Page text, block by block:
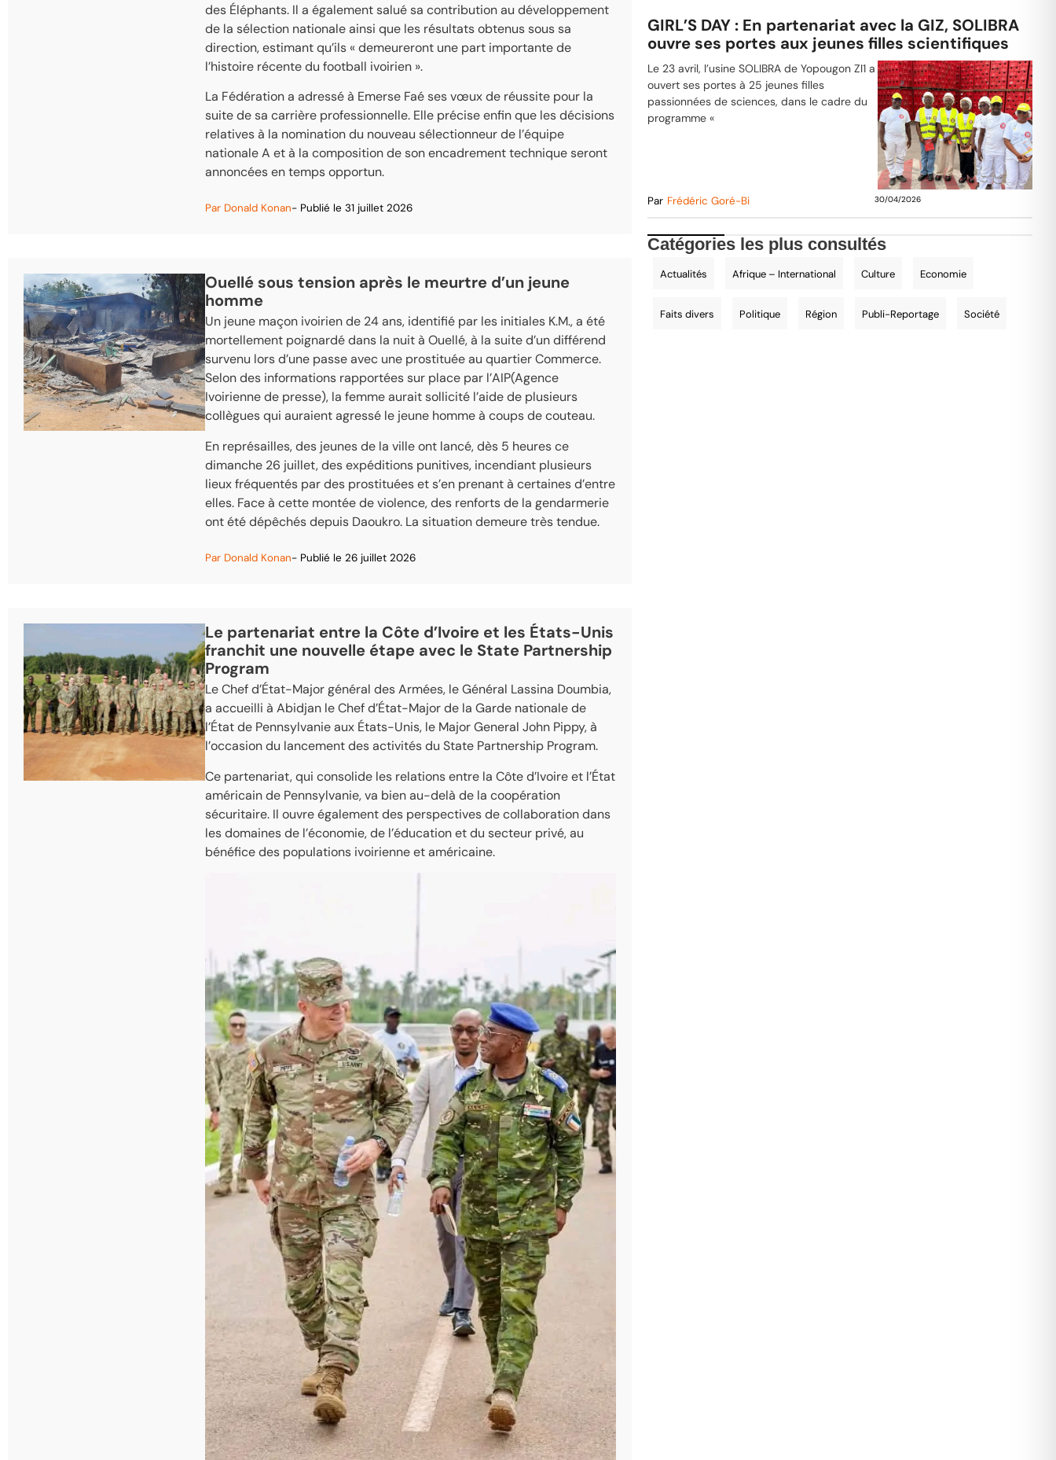
des Éléphants. Il a également salué sa contribution au développement
de la sélection nationale ainsi que les résultats obtenus sous sa
direction, estimant qu’ils « demeureront une part importante de
l’histoire récente du football ivoirien ».
La Fédération a adressé à Emerse Faé ses vœux de réussite pour la
suite de sa carrière professionnelle. Elle précise enfin que les décisions
relatives à la nomination du nouveau sélectionneur de l’équipe
nationale A et à la composition de son encadrement technique seront
annoncées en temps opportun.
ParDonald Konan- Publié le 31 juillet 2026
Ouellé sous tension après le meurtre d’un jeune
homme
Un jeune maçon ivoirien de 24 ans, identifié par les initiales K.M., a été
mortellement poignardé dans la nuit à Ouellé, à la suite d’un différend
survenu lors d’une passe avec une prostituée au quartier Commerce.
Selon des informations rapportées sur place par l’AIP(Agence
Ivoirienne de presse), la femme aurait sollicité l’aide de plusieurs
collègues qui auraient agressé le jeune homme à coups de couteau.
En représailles, des jeunes de la ville ont lancé, dès 5 heures ce
dimanche 26 juillet, des expéditions punitives, incendiant plusieurs
lieux fréquentés par des prostituées et s’en prenant à certaines d’entre
elles. Face à cette montée de violence, des renforts de la gendarmerie
ont été dépêchés depuis Daoukro. La situation demeure très tendue.
ParDonald Konan- Publié le 26 juillet 2026
Le partenariat entre la Côte d’Ivoire et les États-Unis
franchit une nouvelle étape avec le State Partnership
Program
Le Chef d’État-Major général des Armées, le Général Lassina Doumbia,
a accueilli à Abidjan le Chef d’État-Major de la Garde nationale de
l’État de Pennsylvanie aux États-Unis, le Major General John Pippy, à
l’occasion du lancement des activités du State Partnership Program.
Ce partenariat, qui consolide les relations entre la Côte d’Ivoire et l’État
américain de Pennsylvanie, va bien au-delà de la coopération
sécuritaire. Il ouvre également des perspectives de collaboration dans
les domaines de l’économie, de l’éducation et du secteur privé, au
bénéfice des populations ivoirienne et américaine.
GIRL’S DAY : En partenariat avec la GIZ, SOLIBRA
ouvre ses portes aux jeunes filles scientifiques
Le 23 avril, l’usine SOLIBRA de Yopougon ZI1 a
ouvert ses portes à 25 jeunes filles
passionnées de sciences, dans le cadre du
programme «
Par Frédéric Goré-Bi 30/04/2026
Catégories les plus consultés
Actualités Afrique – International Culture Economie
Faits divers Politique Région Publi-Reportage Société